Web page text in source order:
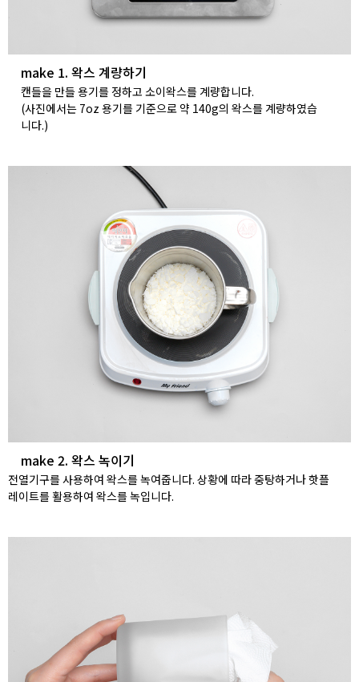
make 1. 왁스 계량하기
캔들을 만들 용기를 정하고 소이왁스를 계량합니다.
(사진에서는 7oz 용기를 기준으로 약 140g의 왁스를 계량하였습
니다.)
make 2. 왁스 녹이기
전열기구를 사용하여 왁스를 녹여줍니다. 상황에 따라 중탕하거나 핫플
레이트를 활용하여 왁스를 녹입니다.